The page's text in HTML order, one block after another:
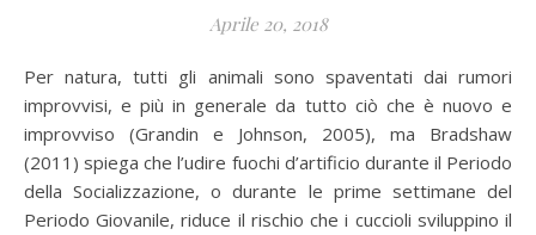
Aprile 20, 2018
Per natura, tutti gli animali sono spaventati dai rumori
improvvisi, e più in generale da tutto ciò che è nuovo e
improvviso (Grandin e Johnson, 2005), ma Bradshaw
(2011) spiega che l’udire fuochi d’artificio durante il Periodo
della Socializzazione, o durante le prime settimane del
Periodo Giovanile, riduce il rischio che i cuccioli sviluppino il